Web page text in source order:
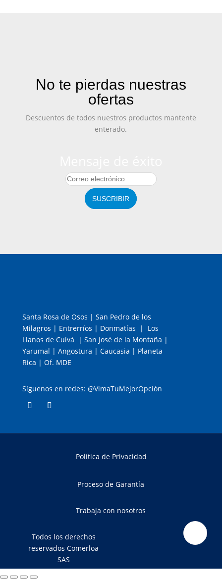
No te pierdas nuestras
ofertas
Descuentos de todos nuestros productos mantente
enterado.
SUSCRIBIR
Santa Rosa de Osos | San Pedro de los
Milagros | Entrerríos | Donmatías | Los
Llanos de Cuivá | San José de la Montaña |
Yarumal | Angostura | Caucasia | Planeta
Rica | Of. MDE
Síguenos en redes: @VimaTuMejorOpción
Política de Privacidad
Proceso de Garantía
Trabaja con nosotros
Todos los derechos
reservados Comerloa
SAS